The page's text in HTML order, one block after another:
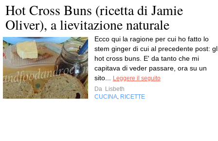
Hot Cross Buns (ricetta di Jamie
Oliver), a lievitazione naturale
Ecco qui la ragione per cui ho fatto lo
stem ginger di cui al precedente post:
hot cross buns. E' da tanto che mi
capitava di veder passare, ora su un
sito...
Leggere il seguito
Da Lisbeth
CUCINA RICETTE